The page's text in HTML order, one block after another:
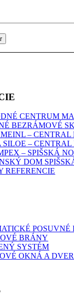
CENTRUM
BEZRÁMOVÉ
– CENTRAL
SILOE –
– SPIŠSKÁ
DOM
REFERENCIE
POSUVNÉ
BRÁNY
SYSTÉM
OKNÁ A